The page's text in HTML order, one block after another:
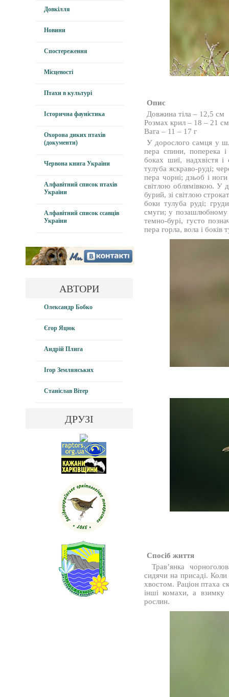
Довкілля
Новини
Спостереження
Місцевості
Птахи в культурі
Історична фауністика
Охорона диких птахів
(документи)
Червона книга України
Алфавітний список птахів
України
Алфавітний список ссавців
України
АВТОРИ
Олександр Бобко
Єгор Яцюк
Андрій Плига
Ігор Землянських
Станіслав Вітер
ДРУЗІ
Опис
Довжина тіла – 12,5 см
Розмах крил – 18 – 21 см
Вага – 11 – 17 г
У дорослого самця у
пера спини, поперека
боках шиї, надхвістя
тулуба яскраво-руді;
пера чорні; дзьоб і
світлою облямівкою. У
бурий, зі світлою
боки тулуба руді;
смуги; у позашлюбному
темно-бурі, густо
пера горла, вола і
Спосіб життя
Трав’янка
сидячи на присаді.
хвостом. Раціон птаха
інші комахи, а взимку
рослин.